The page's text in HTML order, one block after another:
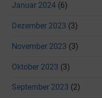
Januar 2024 (6)
Dezember 2023 (3)
November 2023 (3)
Oktober 2023 (3)
September 2023 (2)